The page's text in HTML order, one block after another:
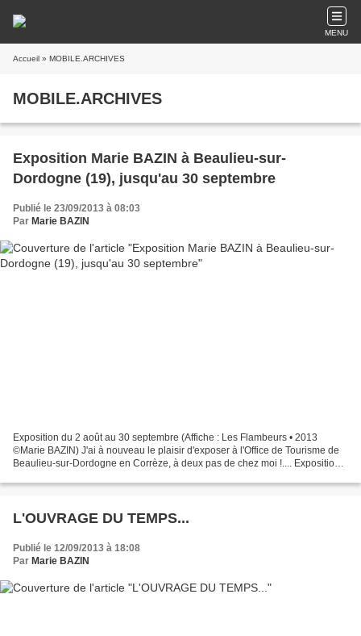
MENU
Accueil » MOBILE.ARCHIVES
MOBILE.ARCHIVES
Exposition Marie BAZIN à Beaulieu-sur-
Dordogne (19), jusqu'au 30 septembre
Publié le 23/09/2013 à 08:03
Par Marie BAZIN
Exposition du 2 août au 30 septembre (Affiche : Les Flambeurs • 2013
©Marie BAZIN) J'ai à nouveau le plaisir d'exposer à l'Office de Tourisme de
Beaulieu-sur-Dordogne en Corrèze, à deux pas de chez moi !.... Exposition
L'OUVRAGE DU TEMPS...
Publié le 12/09/2013 à 18:08
Par Marie BAZIN